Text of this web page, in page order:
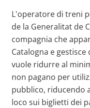
L'operatore di treni
de la Generalitat de
compagnia che
Catalogna e
vuole ridurre al
non pagano per
pubblico, riducendo
loco sui biglietti dei